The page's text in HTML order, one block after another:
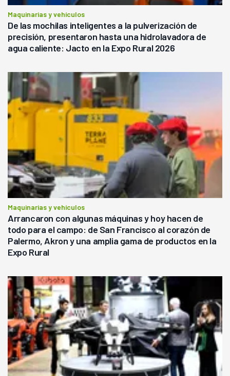
Maquinarias y vehículos
De las mochilas inteligentes a la pulverización de
precisión, presentaron hasta una hidrolavadora de
agua caliente: Jacto en la Expo Rural 2026
Maquinarias y vehículos
Arrancaron con algunas máquinas y hoy hacen de
todo para el campo: de San Francisco al corazón de
Palermo, Akron y una amplia gama de productos en la
Expo Rural